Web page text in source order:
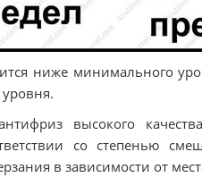
ниже минимального
высокого
со степенью
в зависимости от